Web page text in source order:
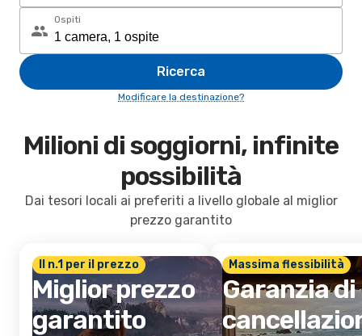
Ospiti
Ricerca
Modificare la destinazione?
Milioni di soggiorni, infinite
possibilità
Dai tesori locali ai preferiti a livello globale al miglior
prezzo garantito
Il n.1 per il prezzo
Miglior prezzo
garantito
Massima flessibilità
Garanzia di